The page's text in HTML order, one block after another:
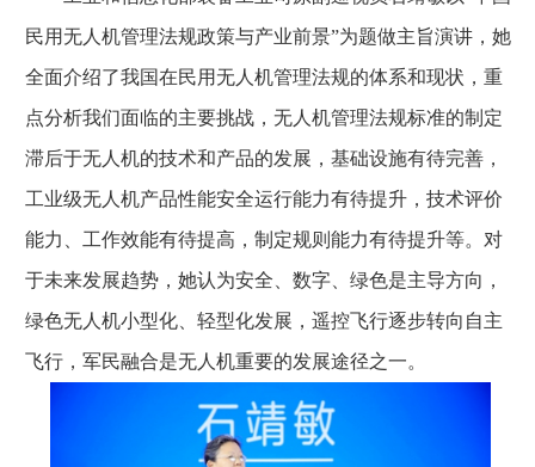
民用无人机管理法规政策与产业前景”为题做主旨演讲，她
全面介绍了我国在民用无人机管理法规的体系和现状，重
点分析我们面临的主要挑战，无人机管理法规标准的制定
滞后于无人机的技术和产品的发展，基础设施有待完善，
工业级无人机产品性能安全运行能力有待提升，技术评价
能力、工作效能有待提高，制定规则能力有待提升等。对
于未来发展趋势，她认为安全、数字、绿色是主导方向，
绿色无人机小型化、轻型化发展，遥控飞行逐步转向自主
飞行，军民融合是无人机重要的发展途径之一。